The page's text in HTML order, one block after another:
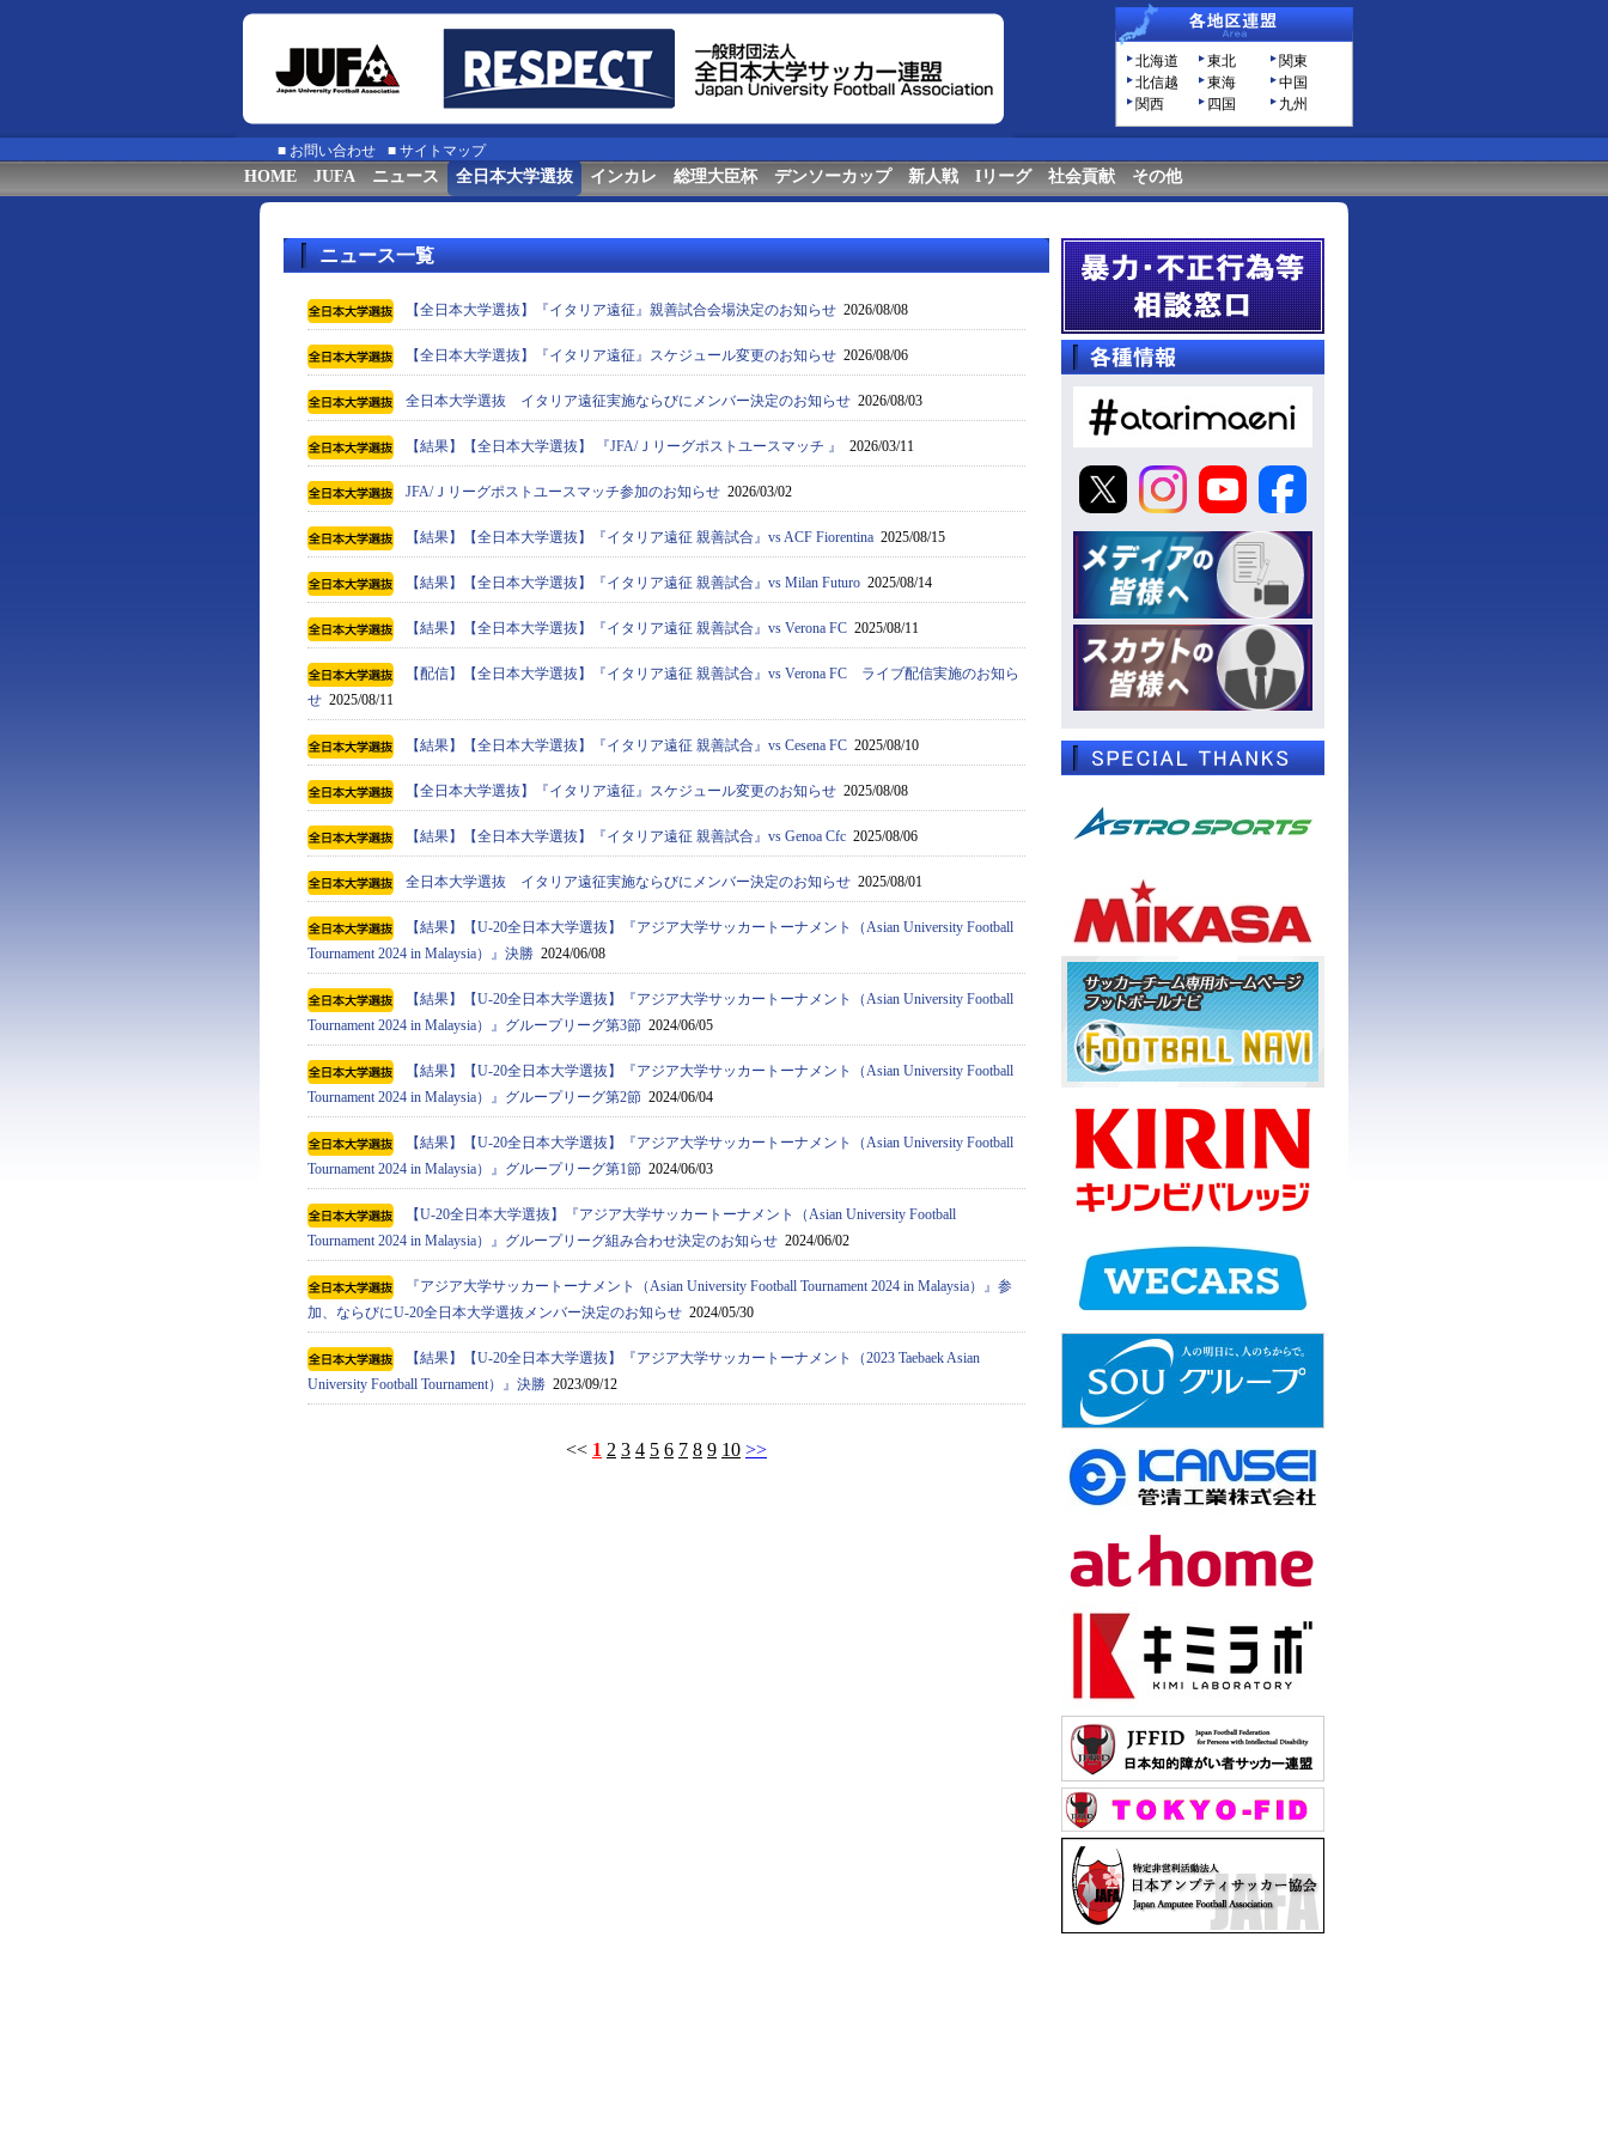
北海道 東北
関東
北信越
東海
中国
関西
四国 九州
■ お問い合わせ ■ サイトマップ
HOME JUFA ニュース 全日本大学選抜 インカレ 総理大臣杯 デンソーカップ 新人戦 Iリーグ 社会貢献 その他
ニュース一覧
【全日本大学選抜】『イタリア遠征』親善試合会場決定のお知らせ 2026/08/08
【全日本大学選抜】『イタリア遠征』スケジュール変更のお知らせ 2026/08/06
全日本大学選抜 イタリア遠征実施ならびにメンバー決定のお知らせ 2026/08/03
【結果】【全日本大学選抜】 『JFA/Ｊリーグポストユースマッチ 』 2026/03/11
JFA/Ｊリーグポストユースマッチ参加のお知らせ 2026/03/02
【結果】【全日本大学選抜】『イタリア遠征 親善試合』vs ACF Fiorentina 2025/08/15
【結果】【全日本大学選抜】『イタリア遠征 親善試合』vs Milan Futuro 2025/08/14
【結果】【全日本大学選抜】『イタリア遠征 親善試合』vs Verona FC 2025/08/11
【配信】【全日本大学選抜】『イタリア遠征 親善試合』vs Verona FC ライブ配信実施のお知ら
せ 2025/08/11
【結果】【全日本大学選抜】『イタリア遠征 親善試合』vs Cesena FC 2025/08/10
【全日本大学選抜】『イタリア遠征』スケジュール変更のお知らせ 2025/08/08
【結果】【全日本大学選抜】『イタリア遠征 親善試合』vs Genoa Cfc 2025/08/06
全日本大学選抜 イタリア遠征実施ならびにメンバー決定のお知らせ 2025/08/01
【結果】【U-20全日本大学選抜】『アジア⼤学サッカートーナメント（Asian University Football
Tournament 2024 in Malaysia）』決勝 2024/06/08
【結果】【U-20全日本大学選抜】『アジア⼤学サッカートーナメント（Asian University Football
Tournament 2024 in Malaysia）』グループリーグ第3節 2024/06/05
【結果】【U-20全日本大学選抜】『アジア⼤学サッカートーナメント（Asian University Football
Tournament 2024 in Malaysia）』グループリーグ第2節 2024/06/04
【結果】【U-20全日本大学選抜】『アジア⼤学サッカートーナメント（Asian University Football
Tournament 2024 in Malaysia）』グループリーグ第1節 2024/06/03
【U-20全日本大学選抜】『アジア⼤学サッカートーナメント（Asian University Football
Tournament 2024 in Malaysia）』グループリーグ組み合わせ決定のお知らせ 2024/06/02
『アジア⼤学サッカートーナメント（Asian University Football Tournament 2024 in Malaysia）』参
加、ならびにU-20全日本大学選抜メンバー決定のお知らせ 2024/05/30
【結果】【U-20全日本大学選抜】『アジア⼤学サッカートーナメント（2023 Taebaek Asian
University Football Tournament）』決勝 2023/09/12
<< 1 2 3 4 5 6 7 8 9 10 >>